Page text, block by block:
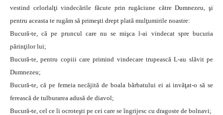
vestind celorlalţi vindecările făcute prin rugăciune către Dumnezeu, şi
pentru aceasta te rugăm să primeşti drept plată mulţumirile noastre:
Bucură-te, că pe pruncul care nu se mişca l-ai vindecat spre bucuria
părinţilor lui;
Bucură-te, pentru copiii care primind vindecare trupească L-au slăvit pe
Dumnezeu;
Bucură-te, că pe femeia necăjită de boala bărbatului ei ai invăţat-o să se
ferească de tulburarea adusă de diavol;
Bucură-te, cel ce îi ocroteşti pe cei care se îngrijesc cu dragoste de bolnavi;